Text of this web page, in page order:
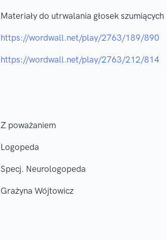
Materiały do utrwalania głosek szumiących
https://wordwall.net/play/2763/189/890
https://wordwall.net/play/2763/212/814
Z poważaniem
Logopeda
Specj. Neurologopeda
Grażyna Wójtowicz